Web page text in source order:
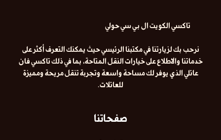
تاكسي الكويت ال بي سي حولي
نرحب بك لزيارتنا في مكتبنا الرئيسي حيث يمكنك التعرف أكثر على
خدماتنا والاطلاع على خيارات النقل المتاحة، بما في ذلك تاكسي فان
عائلي الذي يوفر لك مساحة واسعة وتجربة تنقل مريحة ومميزة
للعائلات.
صفحاتنا